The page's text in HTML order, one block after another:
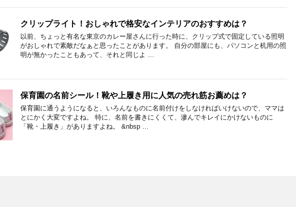
クリップライト！おしゃれで格安なインテリアのおすすめは？
以前、ちょっと有名な東京のカレー屋さんに行った時に、クリップ式で固定している照明
がおしゃれで素敵だなぁと思ったことがあります。 自分の部屋にも、パソコンと机用の照
明が無かったこともあって、それと同じよ …
保育園の名前シール！靴や上履き用に人気の売れ筋お薦めは？
保育園に通うようになると、いろんなものに名前付けをしなければいけないので、ママは
とにかく大変ですよね。 特に、名前を書きにくくて、滲んでキレイにかけないものに
「靴・上履き」がありますよね。 &nbsp …